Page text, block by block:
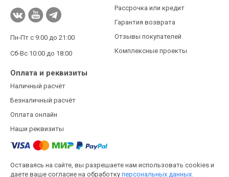
Пн-Пт с 9:00 до 21:00
Сб-Вс 10:00 до 18:00
Рассрочка или кредит
Гарантия возврата
Отзывы покупателей
Комплексные проекты
Оплата и реквизиты
Наличный расчёт
Безналичный расчёт
Оплата онлайн
Наши реквизиты
Оставаясь на сайте, вы разрешаете нам использовать cookies и
даете ваше согласие на обработку персональных данных.